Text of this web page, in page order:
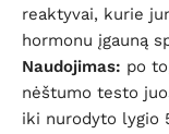
reaktyvai, kurie
hormonu įgauną
Naudojimas: po
nėštumo testo
iki nurodyto lygio